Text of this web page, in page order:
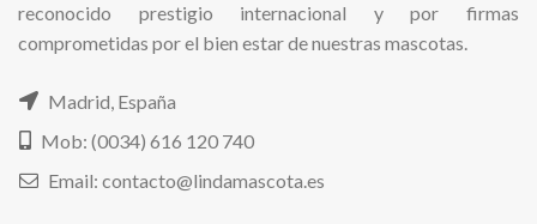
reconocido prestigio internacional y por firmas
comprometidas por el bien estar de nuestras mascotas.
Madrid, España
Mob: (0034) 616 120 740
Email: contacto@lindamascota.es